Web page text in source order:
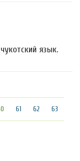
язык.
(текущая)
61 62 63